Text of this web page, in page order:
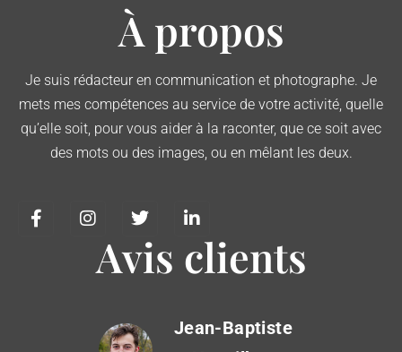
À propos
Je suis rédacteur en communication et photographe. Je
mets mes compétences au service de votre activité, quelle
qu’elle soit, pour vous aider à la raconter, que ce soit avec
des mots ou des images, ou en mêlant les deux.
Avis clients
Jean-Baptiste